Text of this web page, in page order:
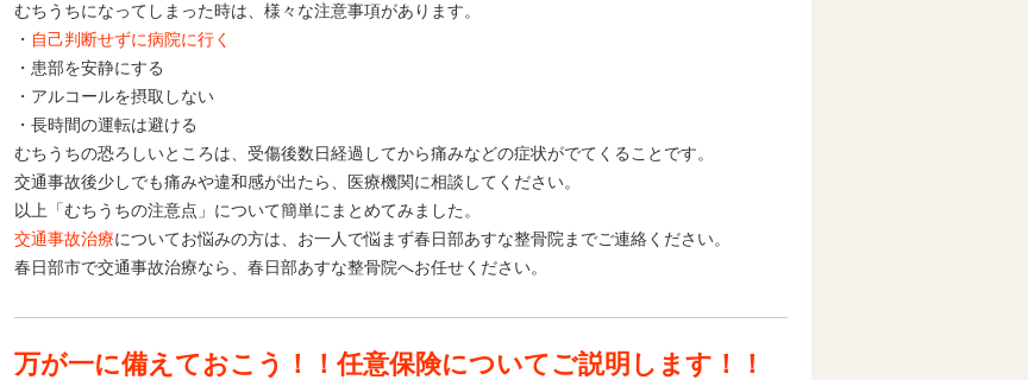
むちうちになってしまった時は、様々な注意事項があります。
・ 自己判断せずに病院に行く
・患部を安静にする
・アルコールを摂取しない
・長時間の運転は避ける
むちうちの恐ろしいところは、受傷後数日経過してから痛みなどの症状がでてくることです。
交通事故後少しでも痛みや違和感が出たら、医療機関に相談してください。
以上「むちうちの注意点」について簡単にまとめてみました。
交通事故治療についてお悩みの方は、お一人で悩まず春日部あすな整骨院までご連絡ください。
春日部市で交通事故治療なら、春日部あすな整骨院へお任せください。
万が一に備えておこう！！任意保険についてご説明します！！